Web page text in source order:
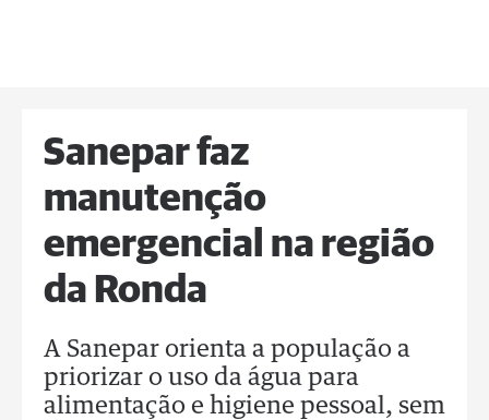
Sanepar faz
manutenção
emergencial na região
da Ronda
A Sanepar orienta a população a
priorizar o uso da água para
alimentação e higiene pessoal, sem